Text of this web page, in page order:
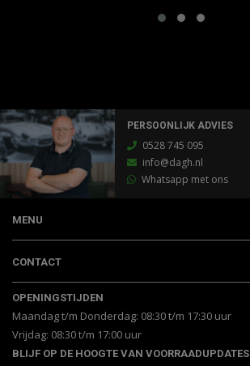
PERSOONLIJK ADVIES
0528 745 095
info@dagh.nl
Whatsapp met ons
MENU
CONTACT
OPENINGSTIJDEN
Maandag t/m Donderdag: 08:30 t/m 17:30 uur
Vrijdag: 08:30 t/m 17:00 uur
BLIJF OP DE HOOGTE VAN VOORRAADUPDATES